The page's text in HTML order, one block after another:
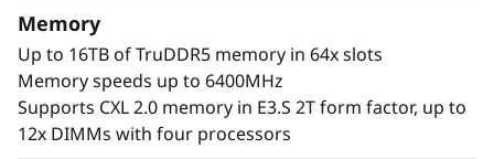
o
y expansión disponible para hasta cuatro GPU
de tamaño completo y hasta 32 unidades,
usted puede poner en funcionamiento y
escalar con confianza sus cargas de trabajo
más críticas en el ThinkSystem SR850 V4.
Memory
Up to 16TB of TruDDR5 memory in 64x slots
Memory speeds up to 6400MHz
Supports CXL 2.0 memory in E3.S 2T form factor, up to
12x DIMMs with four processors